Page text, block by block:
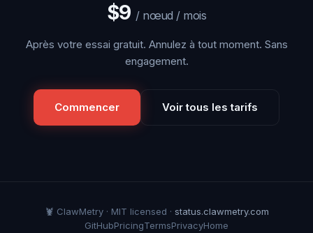
$9 / nœud / mois
Après votre essai gratuit. Annulez à tout moment. Sans
engagement.
Commencer Voir tous les tarifs
🦞 ClawMetry · MIT licensed · status.clawmetry.com
GitHubPricingTermsPrivacyHome